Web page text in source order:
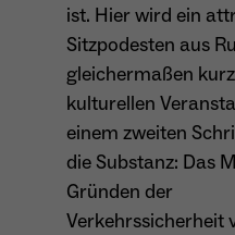
Name _ga
Anbieter Google
Laufzeit 1 Jahr
Zweck
ist. Hier wird ein
Sitzpodesten aus
gleichermaßen
kulturellen
einem zweiten
die Substanz: Das
Gründen der
Verkehrssicherheit